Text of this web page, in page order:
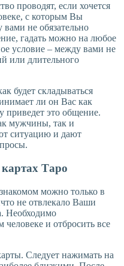
проводят, если хочется
с которым Вы
не обязательно
гадать можно на любое
условие – между вами не
или длительного
будет складываться
ли он Вас как
приведет это общение.
мужчины, так и
ситуацию и дают
Таро
можно только в
не отвлекало Ваши
Необходимо
человеке и отбросить все
Следует нажимать на